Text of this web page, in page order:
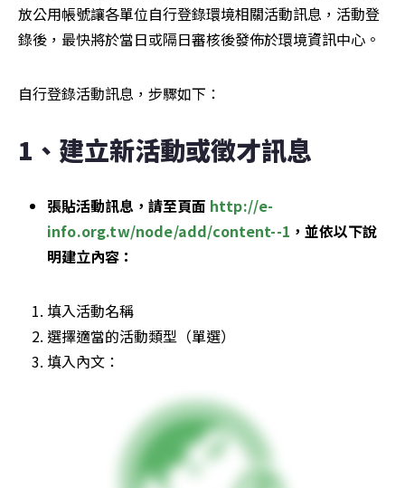
放公用帳號讓各單位自行登錄環境相關活動訊息，活動登
錄後，最快將於當日或隔日審核後發佈於環境資訊中心。
自行登錄活動訊息，步驟如下：
1、建立新活動或徵才訊息
張貼活動訊息，請至頁面 http://e-
info.org.tw/node/add/content--1 ，並依以下說
明建立內容：
填入活動名稱
選擇適當的活動類型（單選）
填入內文：